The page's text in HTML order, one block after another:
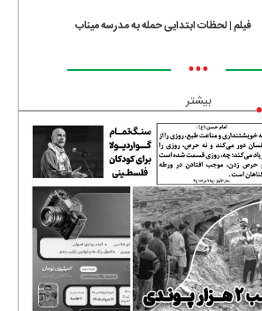
فیلم | لحظات ابتدایی حمله به مدرسه میناب
•••
بیشتر